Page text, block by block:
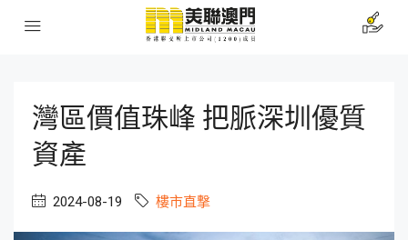
灣區價值珠峰 把脈深圳優質
資產
2024-08-19 樓市直撃